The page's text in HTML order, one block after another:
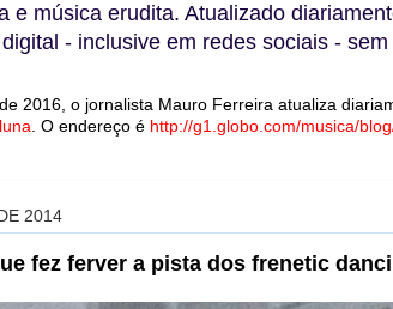
e música erudita. Atualizado
- inclusive em redes sociais -
2016, o jornalista Mauro Ferreira atualiza
O endereço é http://g1.globo.com/musica/
2014
fez ferver a pista dos frenetic